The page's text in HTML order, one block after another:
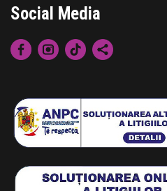
Social Media